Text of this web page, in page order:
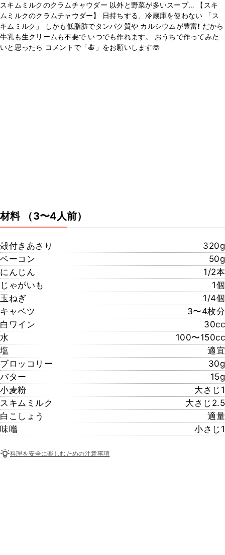
スキムミルクのクラムチャウダー 以外と野菜が多いスープ… 【スキ
ムミルクのクラムチャウダー】 日持ちする、冷蔵庫を使わない 「ス
キムミルク」 しかも低脂肪でタンパク質や カルシウムが豊富❗️ だから
牛乳も生クリームも不要で いつでも作れます。 おうちで作ってみた
いと思ったら コメントで「🍝」をお願いします🤲
材料 （3〜4人前）
殻付きあさり
320g
ベーコン
50g
にんじん
1/2本
じゃがいも
1個
玉ねぎ
1/4個
キャベツ
3〜4枚分
白ワイン
30cc
水
100〜150cc
塩
適宜
ブロッコリー
30g
バター
15g
小麦粉
大さじ1
スキムミルク
大さじ2.5
白こしょう
適量
味噌
小さじ1
料理を安全に楽しむための注意事項